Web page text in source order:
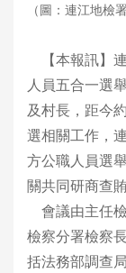
（圖：連江地檢署
【本報訊】
人員五合一選
及村長，距今
選相關工作，
方公職人員選
關共同研商查
會議由主任
檢察分署檢察
括法務部調查